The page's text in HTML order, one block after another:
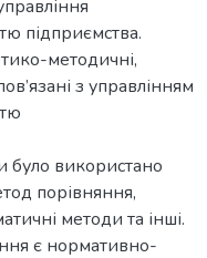
підприємства.
методичні,
з управлінням
було використано
порівняння,
методи та інші.
є нормативно-